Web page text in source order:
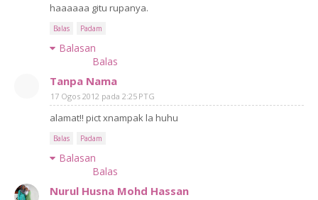
haaaaaa gitu rupanya.
Balas Padam
Balasan
Balas
Tanpa Nama
17 Ogos 2012 pada 2:25 PTG
alamat!! pict xnampak la huhu
Balas Padam
Balasan
Balas
Nurul Husna Mohd Hassan